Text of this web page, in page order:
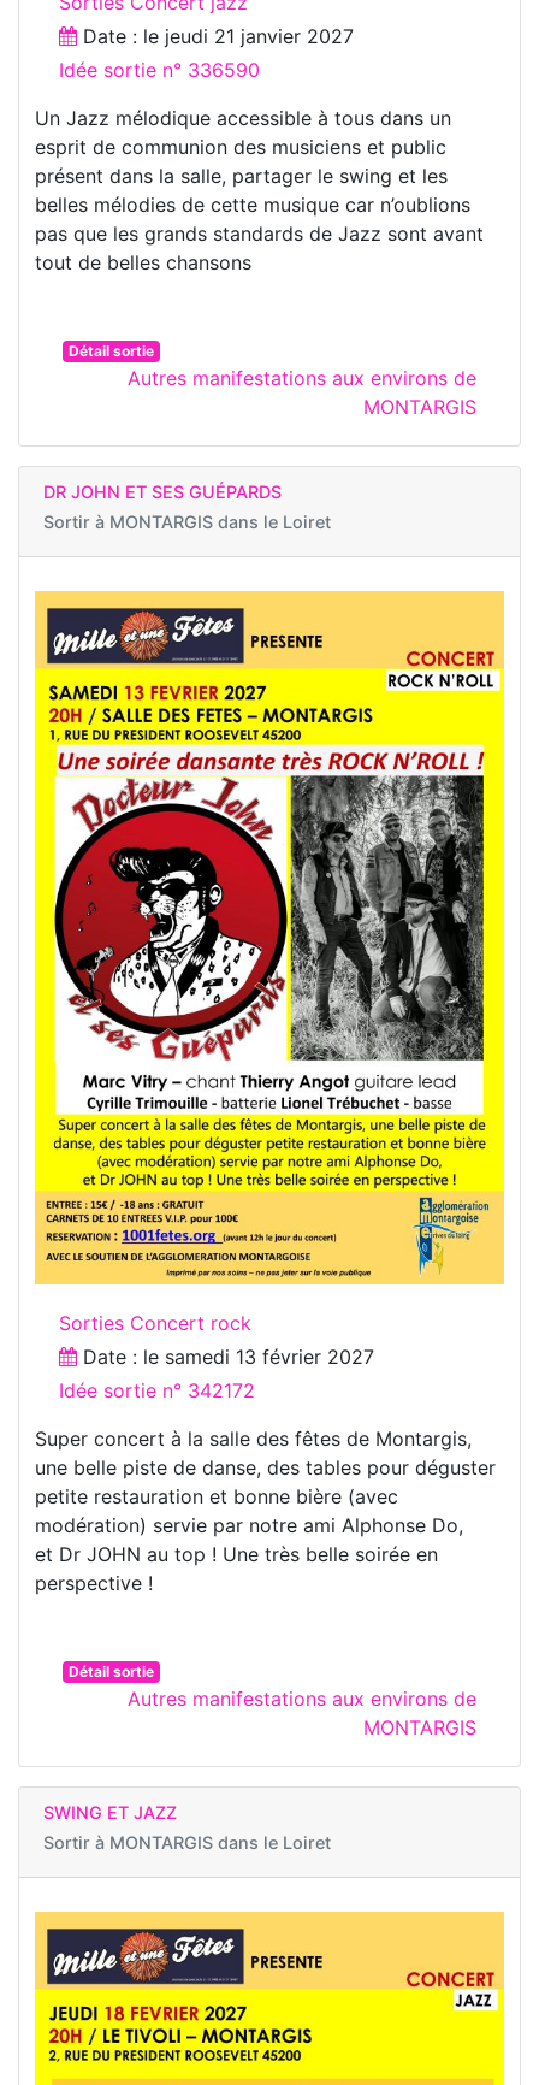
Date : le jeudi 21 janvier 2027
Idée sortie n° 336590
Un Jazz mélodique accessible à tous dans un
esprit de communion des musiciens et public
présent dans la salle, partager le swing et les
belles mélodies de cette musique car n’oublions
pas que les grands standards de Jazz sont avant
tout de belles chansons
Détail sortie
Autres manifestations aux environs de
MONTARGIS
DR JOHN ET SES GUÉPARDS
Sortir à MONTARGIS dans le Loiret
Sorties Concert rock
Date : le samedi 13 février 2027
Idée sortie n° 342172
Super concert à la salle des fêtes de Montargis,
une belle piste de danse, des tables pour déguster
petite restauration et bonne bière (avec
modération) servie par notre ami Alphonse Do,
et Dr JOHN au top ! Une très belle soirée en
perspective !
Détail sortie
Autres manifestations aux environs de
MONTARGIS
SWING ET JAZZ
Sortir à MONTARGIS dans le Loiret